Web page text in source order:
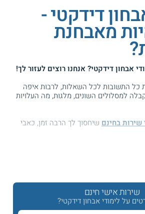
דידקטי -
מאבחנת
אבחון דידקטי? אנחנו רוצים לעזור לך!
כל התשובות לכל השאלות, לרבות איפה
למסלולים השונים, מלגות, מה העלויות
בחינם שיחסוך לך הרבה זמן, כאבי
ל87% מהגולשים.
ולקויות למידה
שירות אישי חינם
על לימודי אבחון דידקטי?